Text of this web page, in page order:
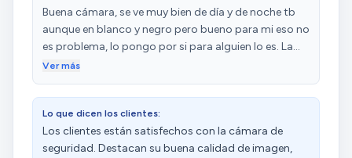
complicaciones. En general, una cámara fiable y muy
práctica para vigilancia continua en exteriores. Yo la
puse con su propia tarjeta SD para que almacene en
Recomendada.
Buena cámara, se ve muy bien de día y de noche tb
aunque en blanco y negro pero bueno para mi eso no
es problema, lo pongo por si para alguien lo es. La
app sencilla de configurar como tb la cámara
Ver más
Lo que dicen los clientes:
Los clientes están satisfechos con la cámara de
seguridad. Destacan su buena calidad de imagen,